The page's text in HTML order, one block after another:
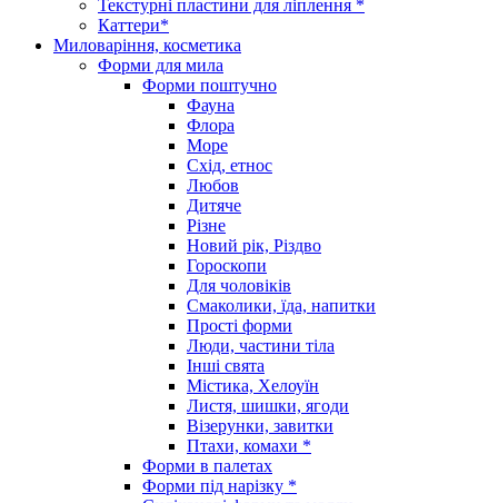
Текстурні пластини для ліплення *
Каттери*
Миловаріння, косметика
Форми для мила
Форми поштучно
Фауна
Флора
Море
Схід, етнос
Любов
Дитяче
Різне
Новий рік, Різдво
Гороскопи
Для чоловіків
Смаколики, їда, напитки
Прості форми
Люди, частини тіла
Інші свята
Містика, Хелоуїн
Листя, шишки, ягоди
Візерунки, завитки
Птахи, комахи *
Форми в палетах
Форми під нарізку *